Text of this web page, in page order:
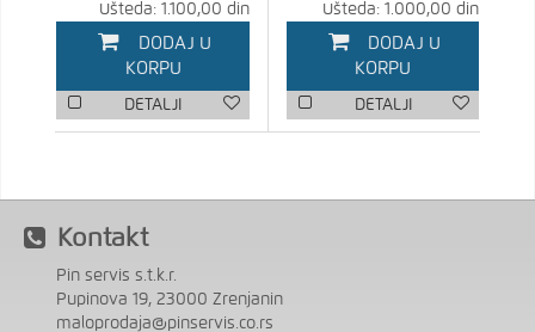
Ušteda: 1.100,00 din
DODAJ U
KORPU
DETALJI
Ušteda: 1.000,00 din
DODAJ U
KORPU
DETALJI
Kontakt
Pin servis s.t.k.r.
Pupinova 19, 23000 Zrenjanin
maloprodaja@pinservis.co.rs